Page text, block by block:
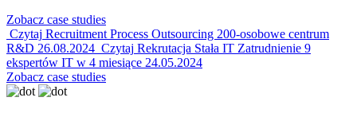
Zobacz case studies
Czytaj Recruitment Process Outsourcing 200-osobowe centrum
R&D 26.08.2024 Czytaj Rekrutacja Stała IT Zatrudnienie 9
ekspertów IT w 4 miesiące 24.05.2024
Zobacz case studies